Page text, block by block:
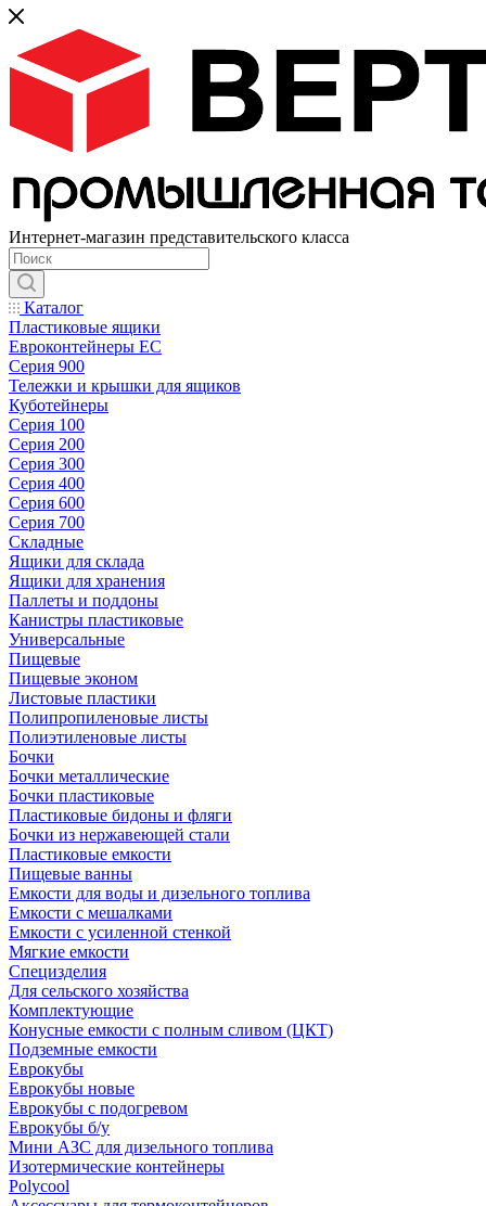
Интернет-магазин представительского класса
Каталог
Пластиковые ящики
Евроконтейнеры ЕС
Серия 900
Тележки и крышки для ящиков
Куботейнеры
Серия 100
Серия 200
Серия 300
Серия 400
Серия 600
Серия 700
Складные
Ящики для склада
Ящики для хранения
Паллеты и поддоны
Канистры пластиковые
Универсальные
Пищевые
Пищевые эконом
Листовые пластики
Полипропиленовые листы
Полиэтиленовые листы
Бочки
Бочки металлические
Бочки пластиковые
Пластиковые бидоны и фляги
Бочки из нержавеющей стали
Пластиковые емкости
Пищевые ванны
Емкости для воды и дизельного топлива
Емкости с мешалками
Емкости с усиленной стенкой
Мягкие емкости
Специзделия
Для сельского хозяйства
Комплектующие
Конусные емкости с полным сливом (ЦКТ)
Подземные емкости
Еврокубы
Еврокубы новые
Еврокубы с подогревом
Еврокубы б/у
Мини АЗС для дизельного топлива
Изотермические контейнеры
Polycool